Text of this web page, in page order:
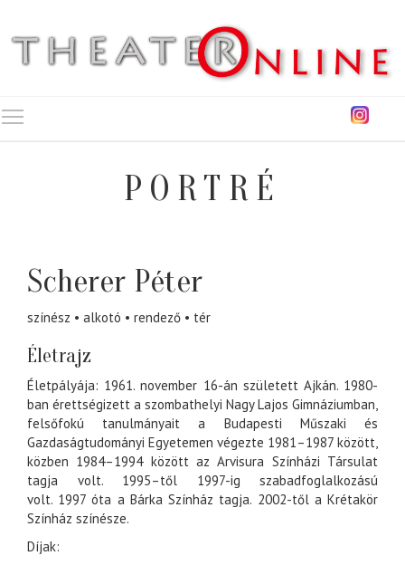
PORTRÉ
Scherer Péter
színész alkotó rendező tér
Életrajz
Életpályája: 1961. november 16-án született Ajkán. 1980-
ban érettségizett a szombathelyi Nagy Lajos Gimnáziumban,
felsőfokú tanulmányait a Budapesti Műszaki és
Gazdaságtudományi Egyetemen végezte 1981–1987 között,
közben 1984–1994között az Arvisura Színházi Társulat
tagja volt. 1995–től 1997-ig szabadfoglalkozású
volt. 1997 óta a Bárka Színház tagja. 2002-től aKrétakör
Színház színésze.
Díjak: